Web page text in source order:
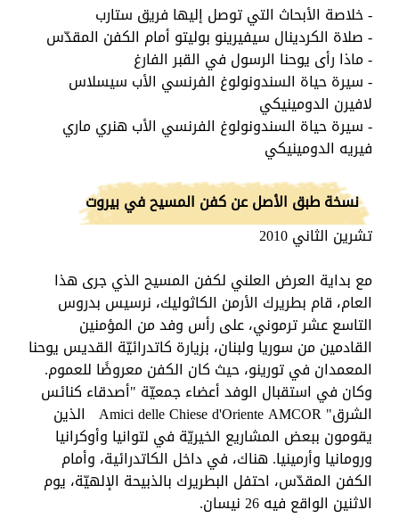
- خلاصة الأبحاث التي توصل إليها فريق ستارب
- صلاة الكردينال سيفيرينو بوليتو أمام الكفن المقدّس
- ماذا رأى يوحنا الرسول في القبر الفارغ
- سيرة حياة السندونولوغ الفرنسي الأب سيسلاس
لافيرن الدومينيكي
- سيرة حياة السندونولوغ الفرنسي الأب هنري ماري
فيريه الدومينيكي
نسخة طبق الأصل عن كفن المسيح في بيروت
تشرين الثاني 2010
مع بداية العرض العلني لكفن المسيح الذي جرى هذا
العام، قام بطريرك الأرمن الكاثوليك، نرسيس بدروس
التاسع عشر ترموني، على رأس وفد من المؤمنين
القادمين من سوريا ولبنان، بزيارة كاتدرائيّة القديس يوحنا
المعمدان في تورينو، حيث كان الكفن معروضًا للعموم.
وكان في استقبال الوفد أعضاء جمعيّة "أصدقاء كنائس
الشرق"Amici delle Chiese d'Oriente AMCOR الذين
يقومون ببعض المشاريع الخيريّة في لتوانيا وأوكرانيا
ورومانيا وأرمينيا. هناك، في داخل الكاتدرائية، وأمام
الكفن المقدّس، احتفل البطريرك بالذبيحة الإلهيّة، يوم
الاثنين الواقع فيه 26 نيسان.